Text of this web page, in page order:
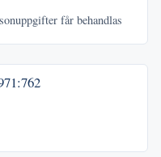
får behandlas